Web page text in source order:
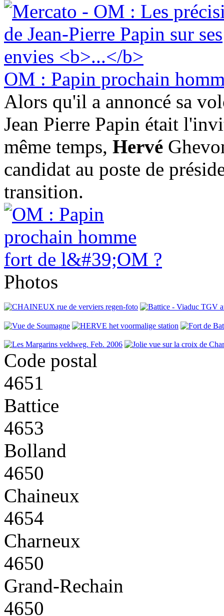
OM : Papin prochain
Alors qu'il a annoncé sa
Jean Pierre Papin était
même temps, Hervé
candidat au poste de
transition.
Photos
Code postal
4651
Battice
4653
Bolland
4650
Chaineux
4654
Charneux
4650
Grand-Rechain
4650